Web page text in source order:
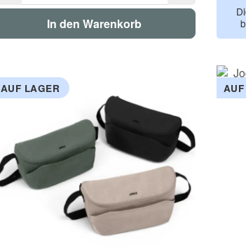
In den Warenkorb
AUF LAGER